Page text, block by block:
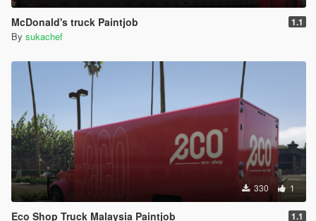
McDonald's truck Paintjob 1.1
By sukachef
330 1
Eco Shop Truck Malaysia Paintjob 1.1